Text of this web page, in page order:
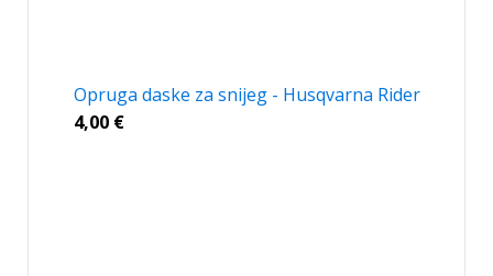
Opruga daske za snijeg - Husqvarna Rider
4,00 €